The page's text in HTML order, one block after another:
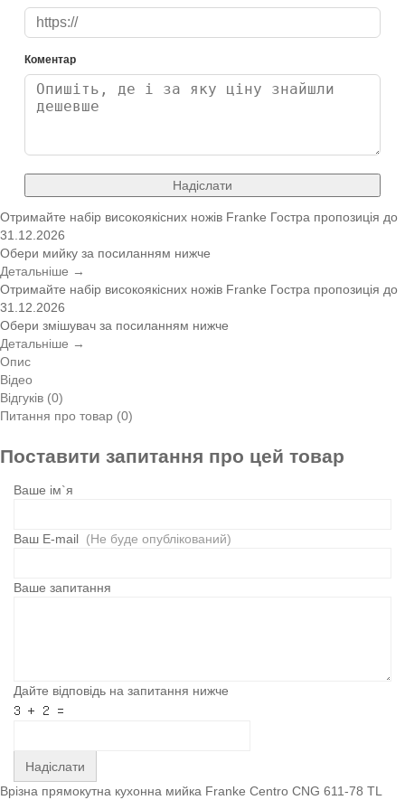
Коментар
Надіслати
Отримайте набір високоякісних ножів Franke Гостра пропозиція до
31.12.2026
Обери мийку за посиланням нижче
Детальніше →
Отримайте набір високоякісних ножів Franke Гостра пропозиція до
31.12.2026
Обери змішувач за посиланням нижче
Детальніше →
Опис
Відео
Відгуків (0)
Питання про товар (0)
Поставити запитання про цей товар
Ваше ім`я
Ваш E-mail (Не буде опублікований)
Ваше запитання
Дайте відповідь на запитання нижче
Надіслати
Врізна прямокутна кухонна мийка Franke Centro CNG 611-78 TL